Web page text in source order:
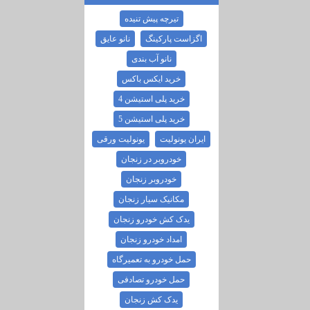
تیرچه پیش تنیده
اگزاست پارکینگ نانو عایق
نانو آب بندی
خرید ایکس باکس
خرید پلی استیشن 4
خرید پلی استیشن 5
ایران یونولیت یونولیت ورقی
خودروبر در زنجان
خودروبر زنجان
مکانیک سیار زنجان
یدک کش خودرو زنجان
امداد خودرو زنجان
حمل خودرو به تعمیرگاه
حمل خودرو تصادفی
یدک کش زنجان